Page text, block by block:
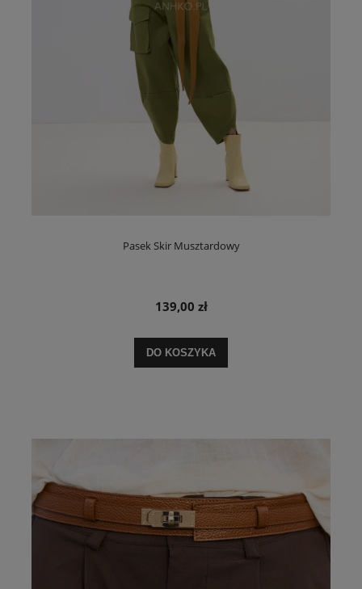
Pasek Skir Musztardowy
139,00 zł
DO KOSZYKA